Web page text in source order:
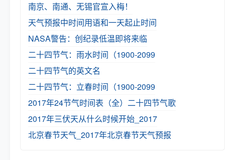
南京、南通、无锡官宣入梅！
天气预报中时间用语和一天起止时间
NASA警告：创纪录低温即将来临
二十四节气：雨水时间（1900-2099
二十四节气的英文名
二十四节气：立春时间（1900-2099
2017年24节气时间表（全） 二十四节气歌
2017年三伏天从什么时候开始_2017
北京春节天气_2017年北京春节天气预报